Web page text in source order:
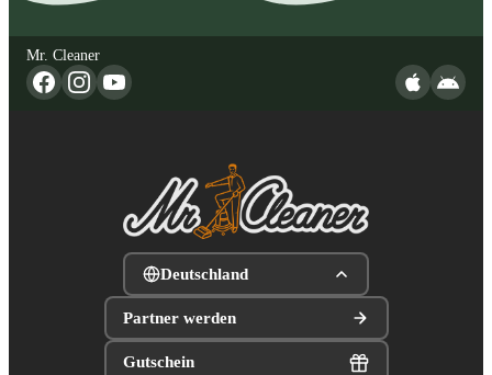
Mr. Cleaner
Deutschland
Partner werden
Gutschein